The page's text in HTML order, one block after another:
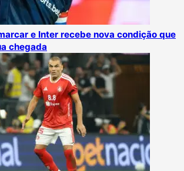
e Inter recebe nova condição que
chegada